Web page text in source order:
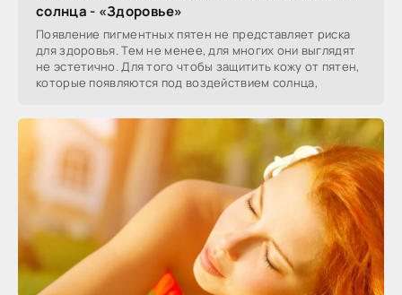
солнца - «Здоровье»
Появление пигментных пятен не представляет риска
для здоровья. Тем не менее, для многих они выглядят
не эстетично. Для того чтобы защитить кожу от пятен,
которые появляются под воздействием солнца,